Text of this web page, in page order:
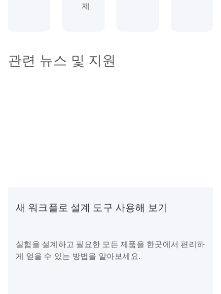
제
관련 뉴스 및 지원
새 워크플로 설계 도구 사용해 보기
실험을 설계하고 필요한 모든 제품을 한곳에서 편리하
게 얻을 수 있는 방법을 알아보세요.